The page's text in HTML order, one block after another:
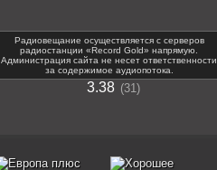
Радиовещание осуществляется с серверов
радиостанции «Record Gold» напрямую.
Администрация сайта не несет ответственности
за содержимое аудиопотока.
3.38 31